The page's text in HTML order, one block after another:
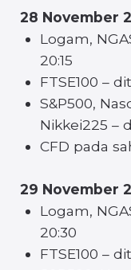
CFD pada saham
29 November 2024
Logam, NGAS,
20:30
FTSE100 –
S&P500,
Nikkei225 –
CFD pada
Jika anda
hubungi pasukan
support@onfin.io
Kami